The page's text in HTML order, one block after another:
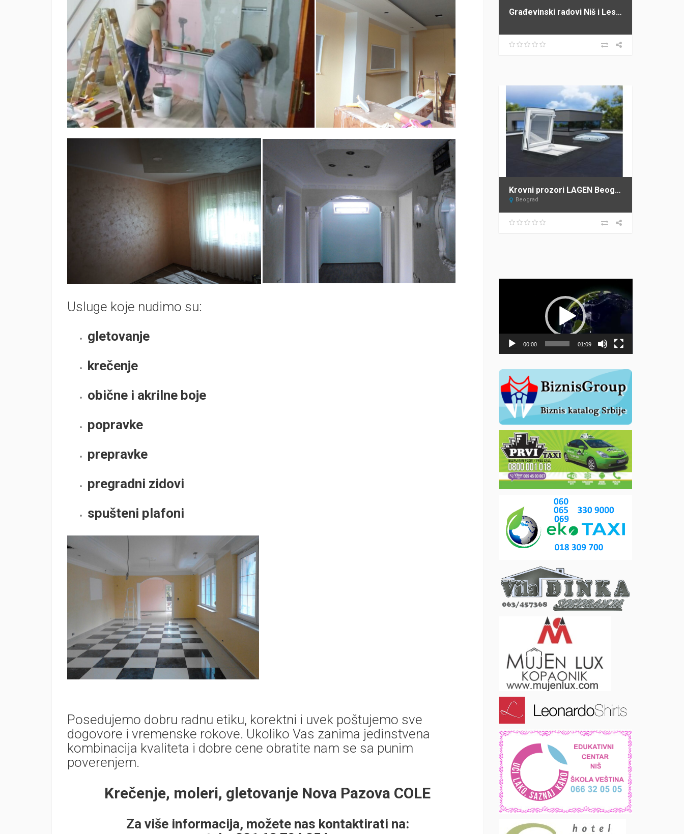
Usluge koje nudimo su:
gletovanje
krečenje
obične i akrilne boje
popravke
prepravke
pregradni zidovi
spušteni plafoni
Posedujemo dobru radnu etiku, korektni i uvek poštujemo sve
dogovore i vremenske rokove. Ukoliko Vas zanima jedinstvena
kombinacija kvaliteta i dobre cene obratite nam se sa punim
poverenjem.
Krečenje, moleri, gletovanje Nova Pazova COLE
Za više informacija, možete nas kontaktirati na:
Građevinski radovi Niš i Leskovac PROFI GRADNJA SPASIĆ
Krovni prozori LAGEN Beograd – ovlašćeni distributer FAKRO za Srbiju
Beograd
00:00 01:09